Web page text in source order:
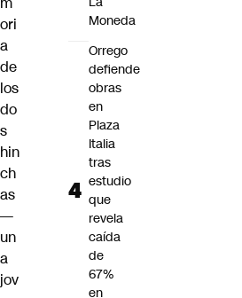
ori
a
de
los
do
s
hin
ch
as
—
un
a
jov
Moneda
Orrego
defiende
obras
en
Plaza
Italia
tras
estudio
que
revela
caída
de
67%
en